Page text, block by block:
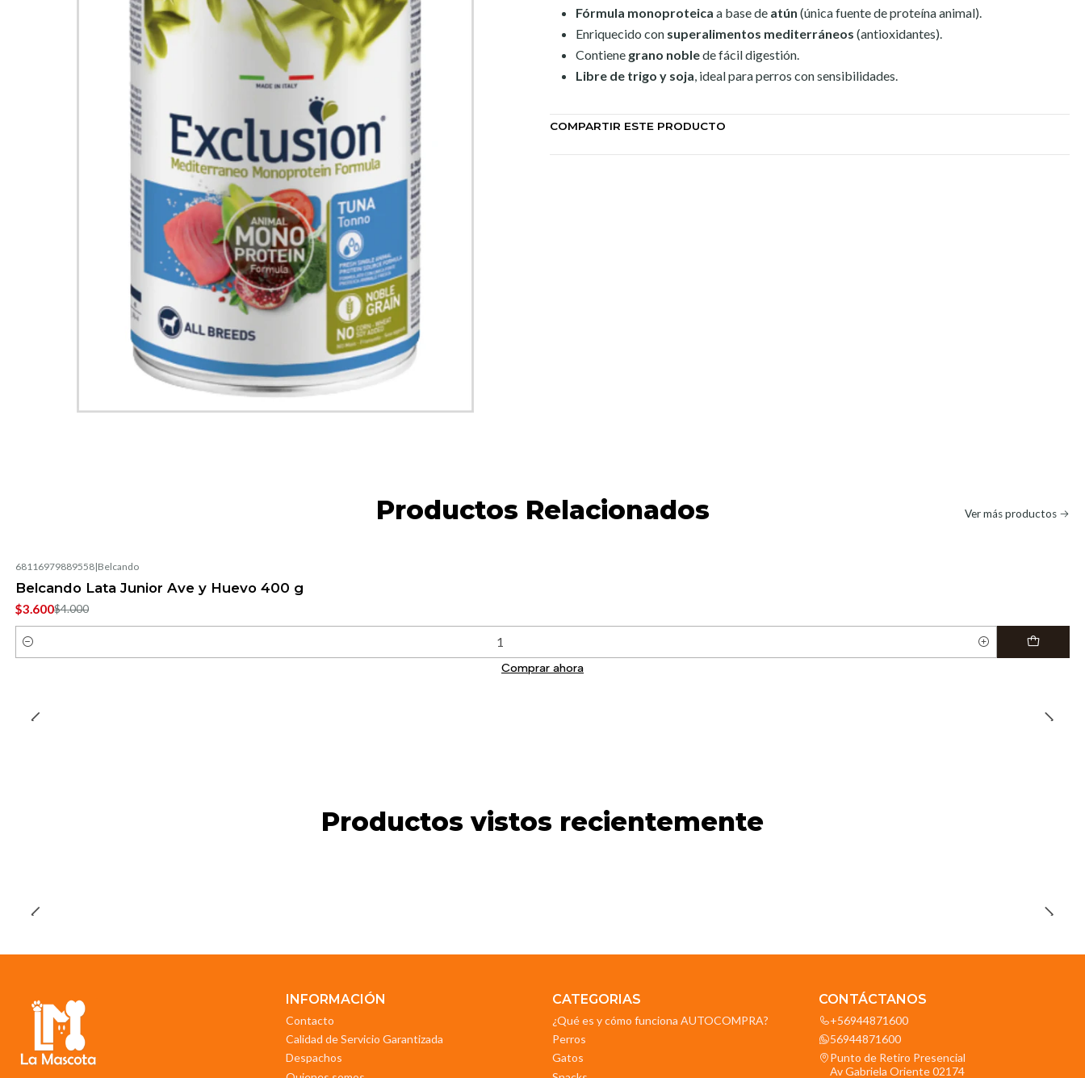
Fórmula monoproteica a base de atún (única fuente de proteína animal).
Enriquecido con superalimentos mediterráneos (antioxidantes).
Contiene grano noblede fácil digestión.
Libre de trigo y soja, ideal para perros con sensibilidades.
COMPARTIR ESTE PRODUCTO
Productos Relacionados Ver más productos
68116979889558|Belcando
Belcando Lata Junior Ave y Huevo 400 g
$3.600$4.000
Cantidad
Comprar ahora
Productos vistos recientemente
INFORMACIÓN
Contacto
Calidad de Servicio Garantizada
Despachos
CATEGORIAS
¿Qué es y cómo funciona AUTOCOMPRA?
Perros
Gatos
CONTÁCTANOS
+56944871600
56944871600
Punto de Retiro Presencial
Av Gabriela Oriente 02174